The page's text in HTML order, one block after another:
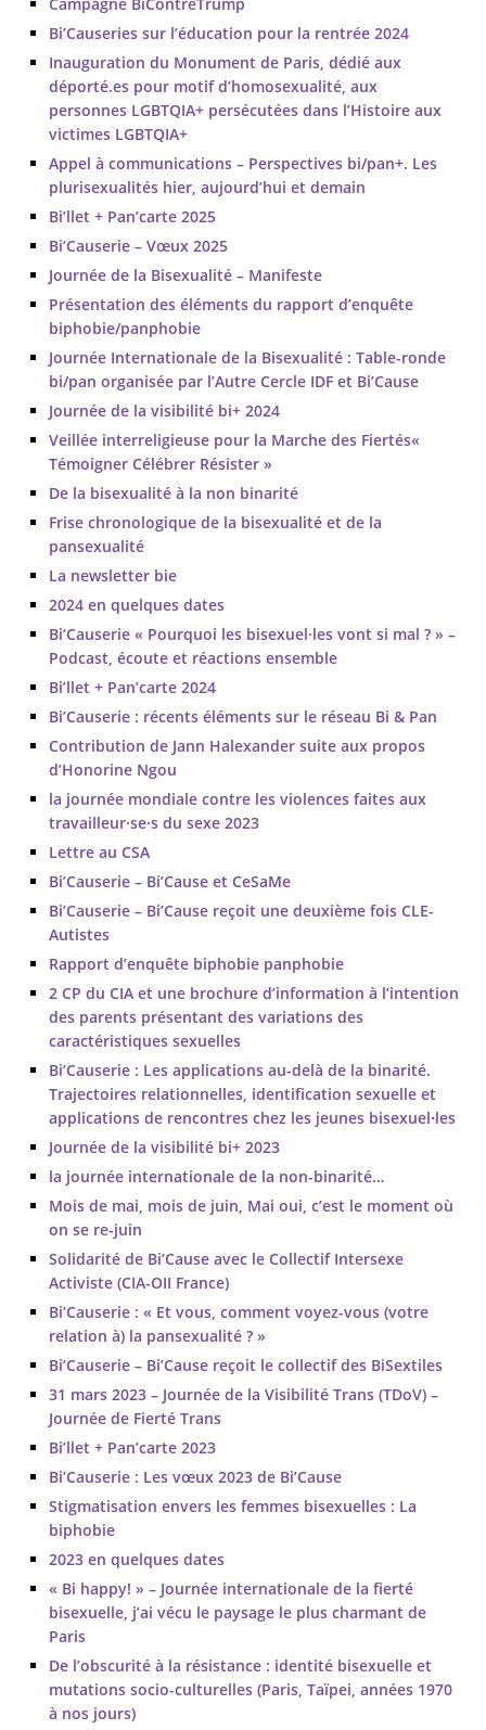
Bi’Causeries sur l’éducation pour la rentrée 2024
Inauguration du Monument de Paris, dédié aux
déporté.es pour motif d’homosexualité, aux
personnes LGBTQIA+ persécutées dans l’Histoire aux
victimes LGBTQIA+
Appel à communications – Perspectives bi/pan+. Les
plurisexualités hier, aujourd’hui et demain
Bi’llet + Pan’carte 2025
Bi’Causerie – Vœux 2025
Journée de la Bisexualité – Manifeste
Présentation des éléments du rapport d’enquête
biphobie/panphobie
Journée Internationale de la Bisexualité : Table-ronde
bi/pan organisée par l’Autre Cercle IDF et Bi’Cause
Journée de la visibilité bi+ 2024
Veillée interreligieuse pour la Marche des Fiertés«
Témoigner Célébrer Résister »
De la bisexualité à la non binarité
Frise chronologique de la bisexualité et de la
pansexualité
La newsletter bie
2024 en quelques dates
Bi’Causerie « Pourquoi les bisexuel·les vont si mal ? » –
Podcast, écoute et réactions ensemble
Bi’llet + Pan’carte 2024
Bi’Causerie : récents éléments sur le réseau Bi & Pan
Contribution de Jann Halexander suite aux propos
d’Honorine Ngou
la journée mondiale contre les violences faites aux
travailleur·se·s du sexe 2023
Lettre au CSA
Bi’Causerie – Bi’Cause et CeSaMe
Bi’Causerie – Bi’Cause reçoit une deuxième fois CLE-
Autistes
Rapport d’enquête biphobie panphobie
2 CP du CIA et une brochure d’information à l’intention
des parents présentant des variations des
caractéristiques sexuelles
Bi’Causerie : Les applications au-delà de la binarité.
Trajectoires relationnelles, identification sexuelle et
applications de rencontres chez les jeunes bisexuel∙les
Journée de la visibilité bi+ 2023
la journée internationale de la non-binarité…
Mois de mai, mois de juin, Mai oui, c’est le moment où
on se re-juin
Solidarité de Bi’Cause avec le Collectif Intersexe
Activiste (CIA-OII France)
Bi’Causerie : « Et vous, comment voyez-vous (votre
relation à) la pansexualité ? »
Bi’Causerie – Bi’Cause reçoit le collectif des BiSextiles
31 mars 2023 – Journée de la Visibilité Trans (TDoV) –
Journée de Fierté Trans
Bi’llet + Pan’carte 2023
Bi’Causerie : Les vœux 2023 de Bi’Cause
Stigmatisation envers les femmes bisexuelles : La
biphobie
2023 en quelques dates
« Bi happy! » – Journée internationale de la fierté
bisexuelle, j’ai vécu le paysage le plus charmant de
Paris
De l’obscurité à la résistance : identité bisexuelle et
mutations socio-culturelles (Paris, Taïpei, années 1970
à nos jours)